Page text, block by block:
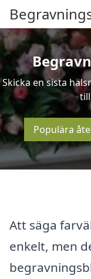
Skicka en sista
Populära
Att säga
enkelt, men